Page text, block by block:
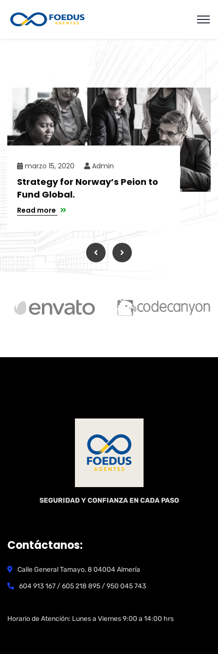
marzo 15, 2020 Admin
Strategy for Norway’s Peion to
Fund Global.
Read more
SEGURIDAD Y CONFIANZA EN CADA PASO
Contáctanos:
Calle General Tamayo, 8 04004 Almería
604 913 167 / 605 218 895 / 950 045 743
Horario de Atención: Lunes a Viernes 9:00 a 14:00 hrs